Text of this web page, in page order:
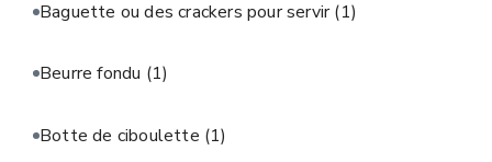
Baguette ou des crackers pour servir(1)
Beurre fondu (1)
Botte de ciboulette (1)